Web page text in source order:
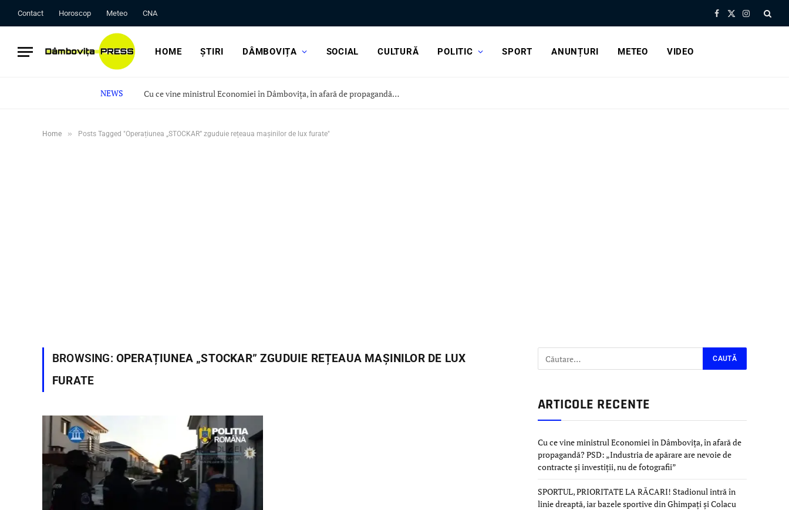
Contact Horoscop Meteo CNA Facebook
X
Instagram
HOME ȘTIRI DÂMBOVIȚA SOCIAL CULTURĂ POLITIC SPORT ANUNȚURI METEO VIDEO
NEWS Cu ce vine ministrul Economiei în Dâmbovița, în afară de propagandă? PSD: „Industria de apărare are nevoie de contracte și investiții, nu de fotografii”
Home » Posts Tagged "Operațiunea „STOCKAR” zguduie rețeaua mașinilor de lux furate"
BROWSING: OPERAȚIUNEA „STOCKAR” ZGUDUIE REȚEAUA MAȘINILOR DE LUX
FURATE
ARTICOLE RECENTE
Cu ce vine ministrul Economiei în Dâmbovița, în afară de
propagandă? PSD: „Industria de apărare are nevoie de
contracte și investiții, nu de fotografii”
SPORTUL, PRIORITATE LA RĂCARI! Stadionul intră în
linie dreaptă, iar bazele sportive din Ghimpați și Colacu